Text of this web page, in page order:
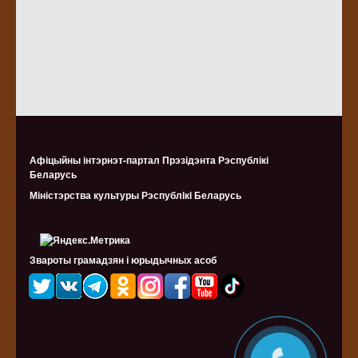
Афіцыйны інтэрнэт-партал Прэзідэнта Рэспублікі
Беларусь
Міністэрства культуры Рэспублiкi Беларусь
Звароты грамадзян і юрыдычных асоб